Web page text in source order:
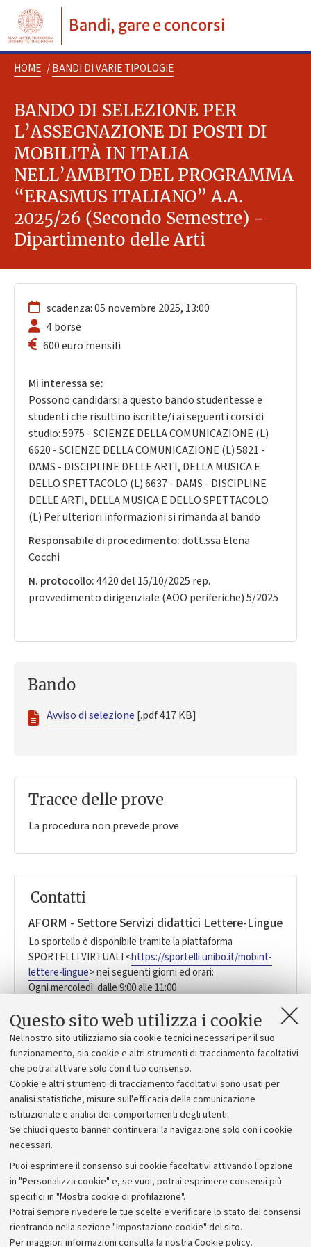
Questo sito web utilizza i cookie
Nel nostro sito utilizziamo sia cookie tecnici necessari per il suo
funzionamento, sia cookie e altri strumenti di tracciamento facoltativi
che potrai attivare solo con il tuo consenso.
Cookie e altri strumenti di tracciamento facoltativi sono usati per
analisi statistiche, misure sull'efficacia della comunicazione
istituzionale e analisi dei comportamenti degli utenti.
Se chiudi questo banner continuerai la navigazione solo con i cookie
necessari.
Puoi esprimere il consenso sui cookie facoltativi attivando l'opzione
in "Personalizza cookie" e, se vuoi, potrai esprimere consensi più
specifici in "Mostra cookie di profilazione".
Potrai sempre rivedere le tue scelte e verificare lo stato dei consensi
rientrando nella sezione "Impostazione cookie" del sito.
Per maggiori informazioni consulta la nostra Cookie policy.
Bandi, gare e concorsi
HOME / BANDI DI VARIE TIPOLOGIE
BANDO DI SELEZIONE PER
L’ASSEGNAZIONE DI POSTI DI
MOBILITÀ IN ITALIA
NELL’AMBITO DEL PROGRAMMA
“ERASMUS ITALIANO” A.A.
2025/26 (Secondo Semestre) -
Dipartimento delle Arti
scadenza: 05 novembre 2025, 13:00
4 borse
600 euro mensili
Mi interessa se:
Possono candidarsi a questo bando studentesse e
studenti che risultino iscritte/i ai seguenti corsi di
studio: 5975 - SCIENZE DELLA COMUNICAZIONE (L)
6620 - SCIENZE DELLA COMUNICAZIONE (L) 5821 -
DAMS - DISCIPLINE DELLE ARTI, DELLA MUSICA E
DELLO SPETTACOLO (L) 6637 - DAMS - DISCIPLINE
DELLE ARTI, DELLA MUSICA E DELLO SPETTACOLO
(L) Per ulteriori informazioni si rimanda al bando
Responsabile di procedimento:dott.ssa Elena
Cocchi
N. protocollo:4420 del 15/10/2025 rep.
provvedimento dirigenziale (AOO periferiche) 5/2025
Bando
Avviso di selezione [.pdf 417 KB]
Tracce delle prove
La procedura non prevede prove
Contatti
AFORM - Settore Servizi didattici Lettere-Lingue
Lo sportello è disponibile tramite la piattaforma
SPORTELLI VIRTUALI <https://sportelli.unibo.it/mobint-
lettere-lingue> nei seguenti giorni ed orari:
Ogni mercoledì: dalle 9:00 alle 11:00
Per accedere allo sportello è obbligatorio utilizzare il
proprio account istituzionale
"nome.cognome@studio.unibo.it".
Via Zamboni 34Bologna (BO)
aform.mobintsum@unibo.it
Privacy